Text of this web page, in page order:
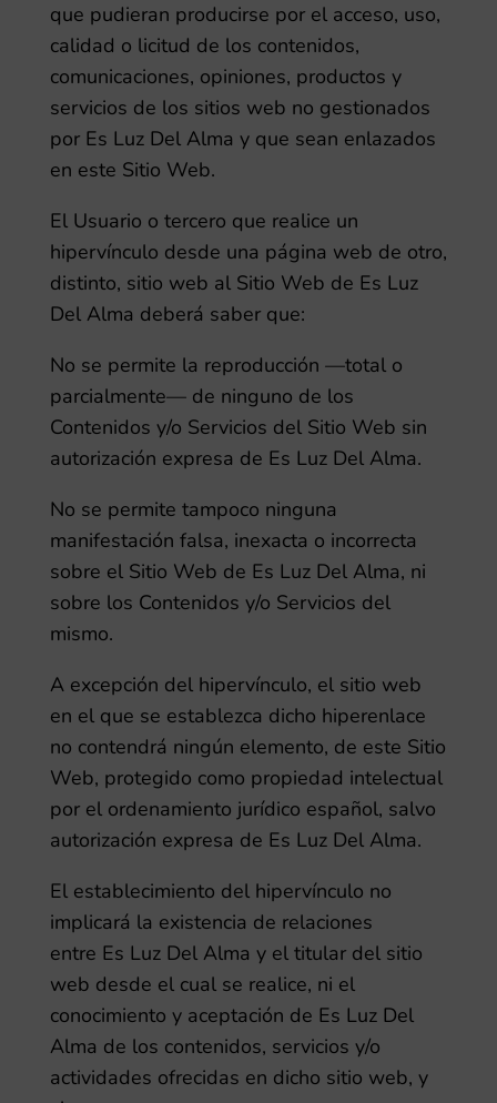
que pudieran producirse por el acceso, uso,
calidad o licitud de los contenidos,
comunicaciones, opiniones, productos y
servicios de los sitios web no gestionados
por Es Luz Del Alma y que sean enlazados
en este Sitio Web.
El Usuario o tercero que realice un
hipervínculo desde una página web de otro,
distinto, sitio web al Sitio Web de Es Luz
Del Alma deberá saber que:
No se permite la reproducción —total o
parcialmente— de ninguno de los
Contenidos y/o Servicios del Sitio Web sin
autorización expresa de Es Luz Del Alma.
No se permite tampoco ninguna
manifestación falsa, inexacta o incorrecta
sobre el Sitio Web de Es Luz Del Alma, ni
sobre los Contenidos y/o Servicios del
mismo.
A excepción del hipervínculo, el sitio web
en el que se establezca dicho hiperenlace
no contendrá ningún elemento, de este Sitio
Web, protegido como propiedad intelectual
por el ordenamiento jurídico español, salvo
autorización expresa de Es Luz Del Alma.
El establecimiento del hipervínculo no
implicará la existencia de relaciones
entre Es Luz Del Alma y el titular del sitio
web desde el cual se realice, ni el
conocimiento y aceptación de Es Luz Del
Alma de los contenidos, servicios y/o
actividades ofrecidas en dicho sitio web, y